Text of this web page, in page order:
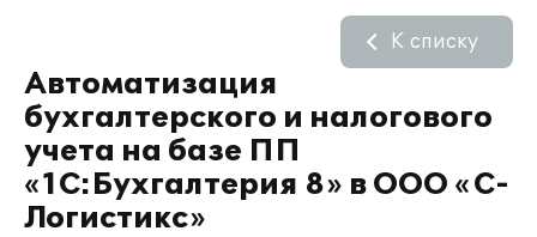
Автоматизация
бухгалтерского и налогового
учета на базе ПП
«1С:Бухгалтерия 8» в ООО «С-
Логистикс»
К списку